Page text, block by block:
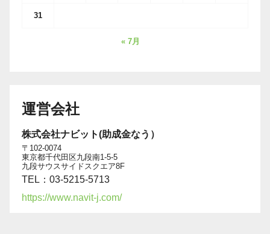
31
« 7月
運営会社
株式会社ナビット(助成金なう）
〒102-0074
東京都千代田区九段南1-5-5
九段サウスサイドスクエア8F
TEL：03-5215-5713
https://www.navit-j.com/